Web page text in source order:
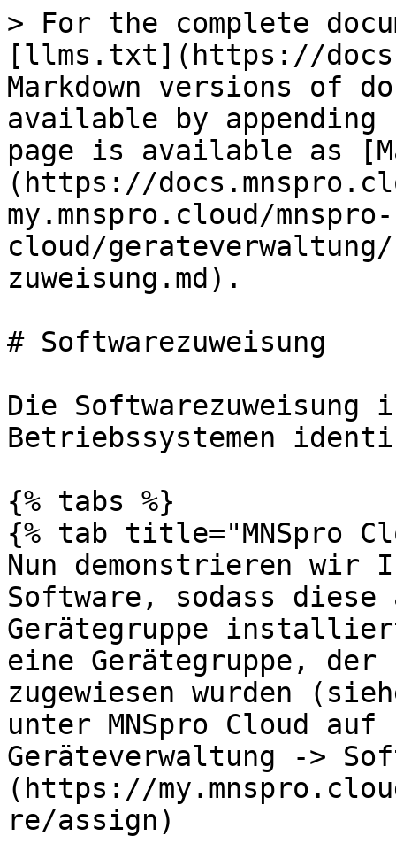
> For the complete
[llms.txt](https://
Markdown versions of
available by
page is available as
(https://
my.mnspro.cloud/mnspro-
cloud/
zuweisung.md).
# Softwarezuweisung
Die
Betriebssystemen
{% tabs %}
{% tab title="MNSpro
Nun demonstrieren wir
Software, sodass diese
Gerätegruppe
eine Gerätegruppe,
zugewiesen wurden
unter MNSpro Cloud auf
Geräteverwaltung ->
(https://
re/assign)